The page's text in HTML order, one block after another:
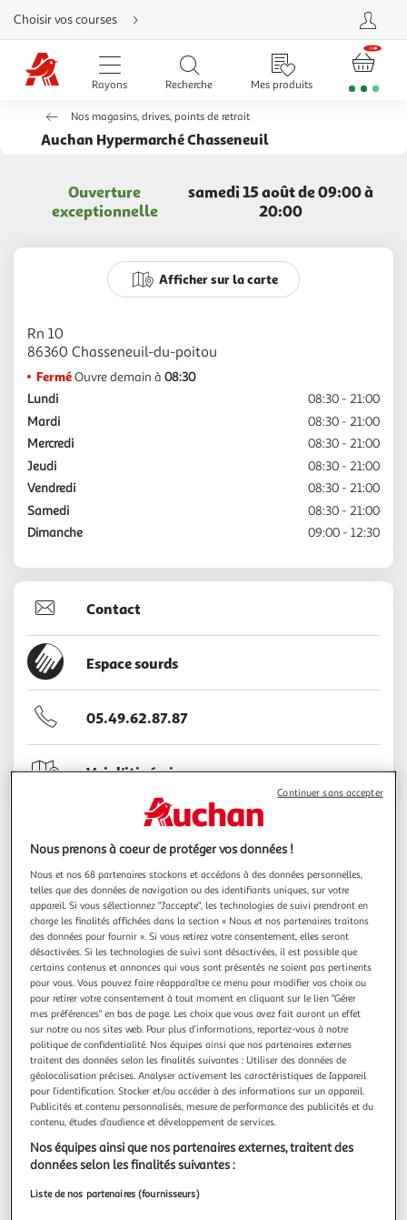
Aller
directement
au
contenu
Aller
directement
recherche
Aller
directement
directement
d'aide
Choisir vos courses
Rayons Recherche Mes produits
Nos magasins, drives, points de retrait
Auchan Hypermarché Chasseneuil
Ouverture
exceptionnelle
samedi 15 août de 09:00 à
20:00
Afficher sur la carte
Rn 10
FerméOuvre demain à 08:30
Lundi
08:30 - 21:00
Mardi
08:30 - 21:00
Mercredi
08:30 - 21:00
Jeudi
08:30 - 21:00
Vendredi
08:30 - 21:00
Samedi
08:30 - 21:00
Dimanche
09:00 - 12:30
Contact
Espace sourds
05.49.62.87.87
Voir l'itinéraire
Quels services trouver dans mon Auchan
Hypermarché Chasseneuil ?
Traiteur
Retrait Marchandises
Station Essence
Service Après Vente
Nous prenons à coeur de protéger vos données !
Nous et nos 68 partenaires stockons et accédons à des données personnelles,
telles que des données de navigation ou des identifiants uniques, sur votre
appareil. Si vous sélectionnez "J'accepte", les technologies de suivi prendront en
charge les finalités affichées dans la section « Nous et nos partenaires traitons
des données pour fournir ». Si vous retirez votre consentement, elles seront
désactivées. Si les technologies de suivi sont désactivées, il est possible que
certains contenus et annonces qui vous sont présentés ne soient pas pertinents
pour vous. Vous pouvez faire réapparaître ce menu pour modifier vos choix ou
pour retirer votre consentement à tout moment en cliquant sur le lien "Gérer
mes préférences" en bas de page. Les choix que vous avez fait auront un effet
sur notre ou nos sites web. Pour plus d’informations, reportez-vous à notre
politique de confidentialité. Nos équipes ainsi que nos partenaires externes
traitent des données selon les finalités suivantes : Utiliser des données de
géolocalisation précises. Analyser activement les caractéristiques de l’appareil
pour l’identification. Stocker et/ou accéder à des informations sur un appareil.
Publicités et contenu personnalisés, mesure de performance des publicités et du
contenu, études d’audience et développement de services.
Nos équipes ainsi que nos partenaires externes, traitent des
données selon les finalités suivantes :
Liste de nos partenaires (fournisseurs)
Continuer sans accepter